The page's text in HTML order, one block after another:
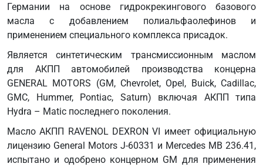
Германии на основе гидрокрекингового базового
масла с добавлением полиальфаолефинов и
применением специального комплекса присадок.
Является синтетическим трансмиссионным маслом
для АКПП автомобилей производства концерна
GENERAL MOTORS (GM, Chevrolet, Opel, Buick, Cadillac,
GMC, Hummer, Pontiac, Saturn) включая АКПП типа
Hydra – Matic последнего поколения.
Масло АКПП RAVENOL DEXRON VI имеет официальную
лицензию General Motors J-60331 и Mercedes MB 236.41,
испытано и одобрено концерном GM для применения